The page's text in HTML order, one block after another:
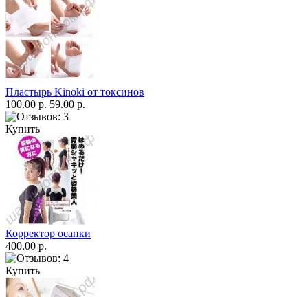
Пластырь Kinoki от токсинов
100.00 р. 59.00 р.
Купить
Корректор осанки
400.00 р.
Купить